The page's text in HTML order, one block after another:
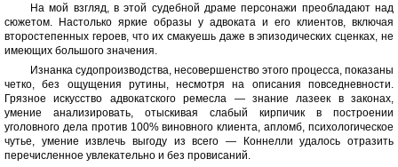
На мой взгляд, в этой судебной драме персонажи преобладают над
сюжетом. Настолько яркие образы у адвоката и его клиентов, включая
второстепенных героев, что их смакуешь даже в эпизодических сценках, не
имеющих большого значения.
Изнанка судопроизводства, несовершенство этого процесса, показаны
четко, без ощущения рутины, несмотря на описания повседневности.
Грязное искусство адвокатского ремесла — знание лазеек в законах,
умение анализировать, отыскивая слабый кирпичик в построении
уголовного дела против 100% виновного клиента, апломб, психологическое
чутье, умение извлечь выгоду из всего — Коннелли удалось отразить
перечисленное увлекательно и без провисаний.